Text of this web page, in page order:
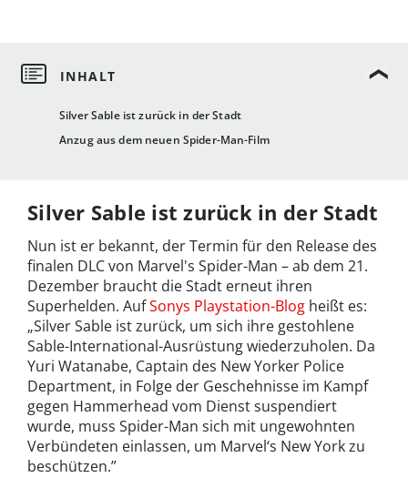
Silver Sable ist zurück in der Stadt
Anzug aus dem neuen Spider-Man-Film
Silver Sable ist zurück in der Stadt
Nun ist er bekannt, der Termin für den Release des
finalen DLC von Marvel's Spider-Man – ab dem 21.
Dezember braucht die Stadt erneut ihren
Superhelden. AufSonys Playstation-Blog heißt es:
„Silver Sable ist zurück, um sich ihre gestohlene
Sable-International-Ausrüstung wiederzuholen. Da
Yuri Watanabe, Captain des New Yorker Police
Department, in Folge der Geschehnisse im Kampf
gegen Hammerhead vom Dienst suspendiert
wurde, muss Spider-Man sich mit ungewohnten
Verbündeten einlassen, um Marvel‘s New York zu
beschützen.”